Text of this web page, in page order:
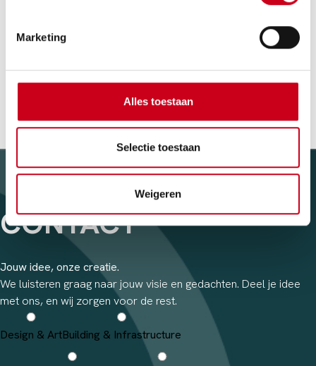
Marketing
Alles toestaan
Selectie toestaan
Weigeren
ad id commodo exercitation aliquip ullamco consectetur. In
cupidatat ex amet eu dolore quis nulla dolore officia
commodo incididunt deserunt. Eiusmod cillum Lorem aliqua.
Ex nostrud laborum in cupidatat sit cupidatat.
CONTACT
Jouw idee, onze creatie.
We luisteren graag naar jouw visie en gedachten. Deel je idee
met ons, en wij zorgen voor de rest.
Design & ArtBuilding & Infrastructure